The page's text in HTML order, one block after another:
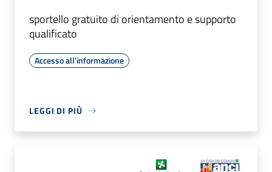
sportello gratuito di orientamento e supporto
qualificato
Accesso all'informazione
LEGGI DI PIÙ